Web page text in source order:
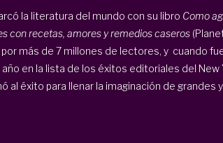
la literatura del mundo con su libro Como
con recetas, amores y remedios caseros
más de 7 millones de lectores, y cuando
en la lista de los éxitos editoriales del New
al éxito para llenar la imaginación de grandes